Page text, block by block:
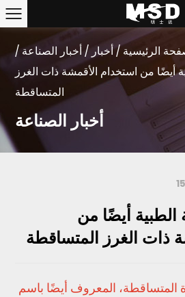
الرئيسية/أخبار /أخبار الصناعة/
أيضًا من استخدام الأقمشة ذات الغرز
المتساقطة
أخبار الصناعة
الطبية أيضًا من
ذات الغرز المتساقطة
المتساقطة، المعروف أيضًا باسم